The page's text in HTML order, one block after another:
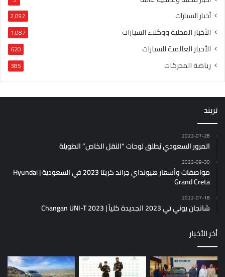
أخبار السيارات 2٬092
الأخبار المحلية ووكلاء السيارات 1٬087
الأخبار العالمية للسيارات 620
رياضة المحركات 385
تريند
2022-07-28
المرور السعودي يُطلق لوحات “النقل الخاص” الطويلة
2022-09-30
مواصفات وأسعار هيونداي جراند كريتا 2023 في السعودية | Hyundai
Grand Creta
2022-07-18
شانجان يوني تي 2023 الجديدة كلياً | Changan UNI-T 2023
أخر الأخبار